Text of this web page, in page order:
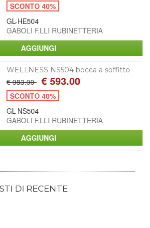
SCONTO 40%
GL-HE504
GABOLI F.LLI RUBINETTERIA
WELLNESS NS504 bocca a soffitto
€ 983.00 € 593.00
SCONTO 40%
GL-NS504
GABOLI F.LLI RUBINETTERIA
DI RECENTE